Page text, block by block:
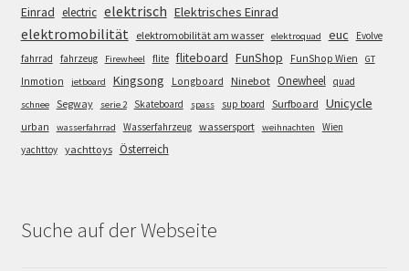
Einrad electric elektrisch Elektrisches Einrad
elektromobilität elektromobilität am wasser elektroquad euc
Evolve
fahrrad
fahrzeug Firewheel flite fliteboard FunShop FunShop Wien GT
Inmotion jetboard Kingsong Longboard Ninebot Onewheel quad
schnee Segway serie 2 Skateboard spass sup board Surfboard Unicycle
urban wasserfahrrad Wasserfahrzeug wassersport weihnachten
Wien
yachttoy yachttoys Österreich
Suche auf der Webseite